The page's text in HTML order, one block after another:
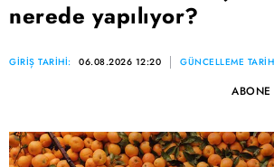
nerede yapılıyor?
GİRİŞ TARİHİ: 06.08.2026 12:20 GÜNCELLEME